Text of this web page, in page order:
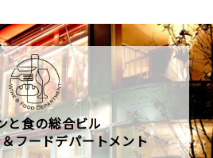
と食の総合ビル
フードデパートメント